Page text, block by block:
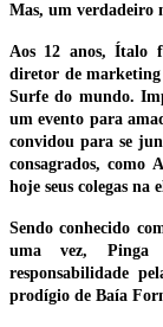
Mas, um verdadeiro
Aos 12 anos, Ítalo
diretor de marketing
Surfe do mundo.
um evento para
convidou para se
consagrados, como
hoje seus colegas
Sendo conhecido
uma vez, Pinga
responsabilidade
prodígio de Baía